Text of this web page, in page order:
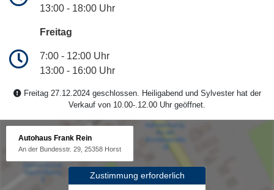
13:00 - 18:00 Uhr
Freitag
7:00 - 12:00 Uhr
13:00 - 16:00 Uhr
Freitag 27.12.2024 geschlossen. Heiligabend und Sylvester hat der
Verkauf von 10.00-.12.00 Uhr geöffnet.
Autohaus Frank Rein
An der Bundesstr. 29, 25358 Horst
Zustimmung erforderlich